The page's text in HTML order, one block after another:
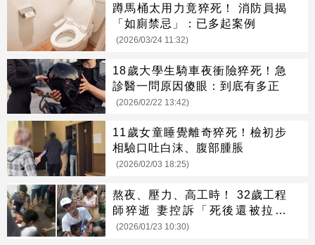
蹲馬桶太用力竟猝死！ 消防員揭
「如廁禁忌」：已多起案例
(2026/03/24 11:32)
18歲大學生騎車夜衝險猝死！急
診醫一問原因傻眼：到底有多正
(2026/02/22 13:42)
11歲女童睡覺離奇猝死！檢初步
相驗口吐白沫、腹部腫脹
(2026/02/03 18:25)
熬夜、壓力、高工時！ 32歲工程
師猝逝 妻控訴「死後還被拉群
組」
(2026/01/23 10:30)